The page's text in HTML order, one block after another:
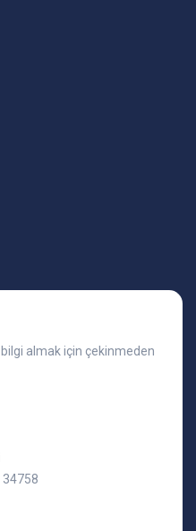
almak için çekinmeden
34758